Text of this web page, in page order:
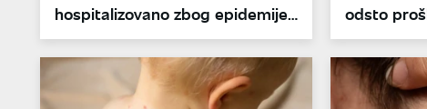
hospitalizovano zbog epidemije
malih boginja
odsto